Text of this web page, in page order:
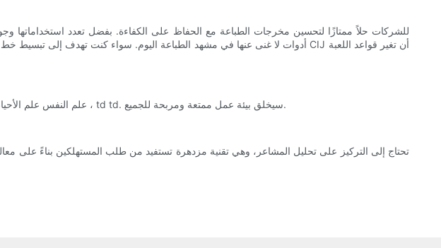
يكافأ العمل الجاد والأداء من خلال المكافآت والعمولات. الرضا الوظيفي مهم جدًا للموظفين والمالكين، LEAD TECH Tعلم النفس علم الأحياء ، td td. سيخلق بيئة عمل ممتعة ومربحة للجميع.